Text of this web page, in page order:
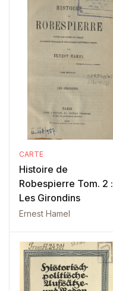
CARTE
Histoire de
Robespierre Tom. 2 :
Les Girondins
Ernest Hamel